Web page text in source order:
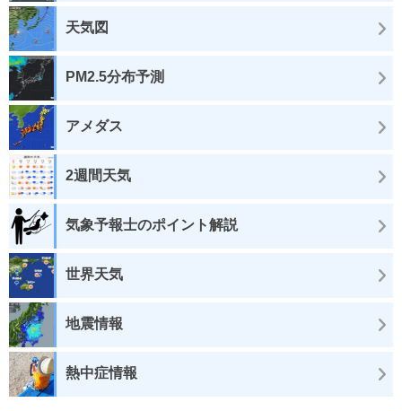
天気図
PM2.5分布予測
アメダス
2週間天気
気象予報士のポイント解説
世界天気
地震情報
熱中症情報